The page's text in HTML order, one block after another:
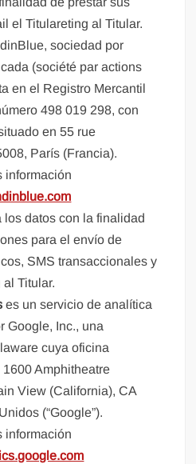
el Titulareting al Titular.
sociedad por
(société par actions
en el Registro Mercantil
498 019 298, con
en 55 rue
París (Francia).
información
los datos con la finalidad
para el envío de
SMS transaccionales y
Titular.
es un servicio de analítica
Google, Inc., una
cuya oficina
Amphitheatre
View (California), CA
(“Google”).
información